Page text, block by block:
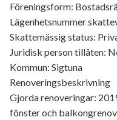
Föreningsform:
Lägenhetsnummer
Skattemässig status:
Juridisk person tillåten:
Kommun: Sigtuna
Renoveringsbeskrivning
Gjorda renoveringar:
fönster och